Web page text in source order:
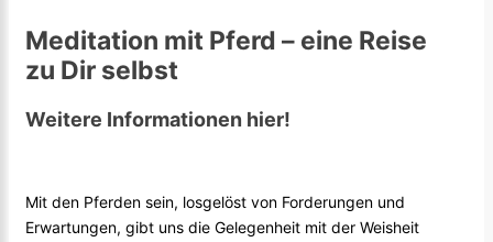
Meditation mit Pferd – eine Reise
zu Dir selbst
Weitere Informationen hier!
Mit den Pferden sein, losgelöst von Forderungen und
Erwartungen, gibt uns die Gelegenheit mit der Weisheit